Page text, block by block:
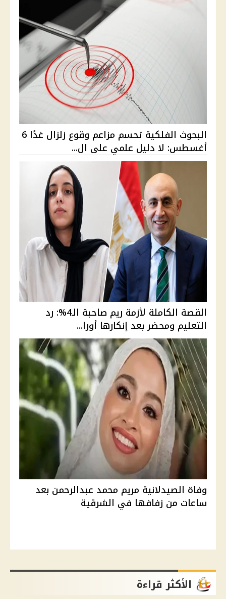
البحوث الفلكية تحسم مزاعم وقوع زلزال غدًا 6
أغسطس: لا دليل علمي على ال...
القصة الكاملة لأزمة ريم صاحبة الـ4%: رد
التعليم ومحضر بعد إنكارها أورا...
وفاة الصيدلانية مريم محمد عبدالرحمن بعد
ساعات من زفافها في الشرقية
الأكثر قراءة